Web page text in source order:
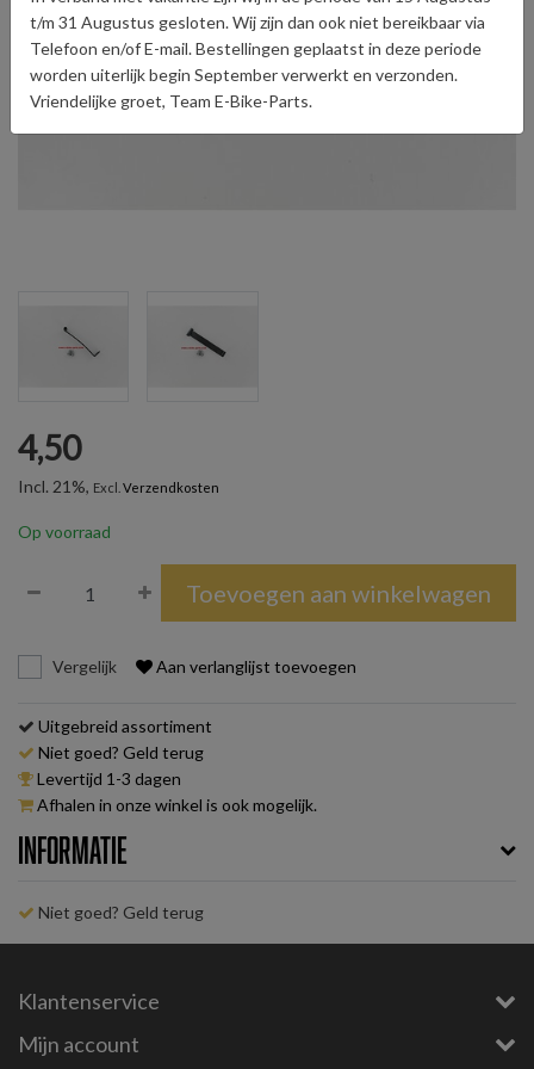
4,50
Incl. 21%, Excl. Verzendkosten
Op voorraad
Toevoegen aan winkelwagen
Vergelijk Aan verlanglijst toevoegen
Uitgebreid assortiment
Niet goed? Geld terug
Levertijd 1-3 dagen
Afhalen in onze winkel is ook mogelijk.
Informatie
Niet goed? Geld terug
Klantenservice
Mijn account
t/m 31 Augustus gesloten. Wij zijn dan ook niet bereikbaar via
Telefoon en/of E-mail. Bestellingen geplaatst in deze periode
worden uiterlijk begin September verwerkt en verzonden.
Vriendelijke groet, Team E-Bike-Parts.